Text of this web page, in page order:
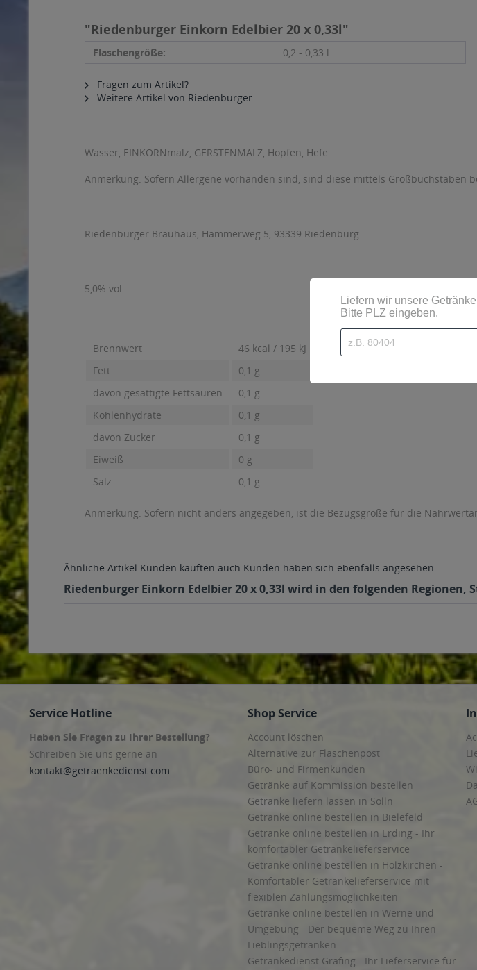
"Riedenburger Einkorn Edelbier 20 x 0,33l"
Flaschengröße: 0,2 - 0,33 l
Fragen zum Artikel?
Weitere Artikel von Riedenburger
Wasser, EINKORNmalz, GERSTENMALZ, Hopfen, Hefe
Anmerkung: Sofern Allergene vorhanden sind, sind diese mittels Großbuchstaben
Riedenburger Brauhaus, Hammerweg 5, 93339 Riedenburg
5,0% vol
Brennwert
46 kcal / 195 kJ
Fett
0,1 g
davon gesättigte Fettsäuren
0,1 g
Kohlenhydrate
0,1 g
davon Zucker
0,1 g
Eiweiß
0 g
Salz
0,1 g
Anmerkung: Sofern nicht anders angegeben, ist die Bezugsgröße für die
Ähnliche Artikel Kunden kauften auch Kunden haben sich ebenfalls angesehen
Riedenburger Einkorn Edelbier 20 x 0,33l wird in den folgenden
Service Hotline
Haben Sie Fragen zu Ihrer Bestellung?
Schreiben Sie uns gerne an
kontakt@getraenkedienst.com
Shop Service
Account löschen
Alternative zur Flaschenpost
Büro- und Firmenkunden
Getränke auf Kommission bestellen
Getränke liefern lassen in Solln
Getränke online bestellen in Bielefeld
Getränke online bestellen in Erding - Ihr
komfortabler Getränkelieferservice
Getränke online bestellen in Holzkirchen -
Komfortabler Getränkelieferservice mit
flexiblen Zahlungsmöglichkeiten
Getränke online bestellen in Werne und
Umgebung - Der bequeme Weg zu Ihren
Lieblingsgetränken
Getränkedienst Grafing - Ihr Lieferservice für